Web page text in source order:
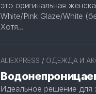
это оригинальная
White/Pink Glaze/White
Хотя...
ALIEXPRESS / ОДЕЖДА И
Идеальное решение для